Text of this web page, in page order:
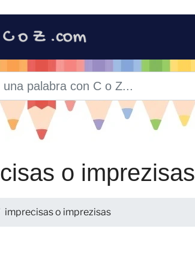
o imprezisas
imprecisas o imprezisas